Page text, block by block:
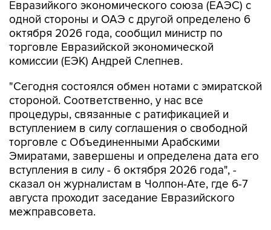
Евразийкого экономического союза (ЕАЭС) с
одной стороны и ОАЭ с другой определено 6
октября 2026 года, сообщил министр по
торговле Евразийской экономической
комиссии (ЕЭК) Андрей Слепнев.
"Сегодня состоялся обмен нотами с эмиратской
стороной. Соответственно, у нас все
процедуры, связанные с ратификацией и
вступлением в силу соглашения о свободной
торговле с Объединенными Арабскими
Эмиратами, завершены и определена дата его
вступления в силу - 6 октября 2026 года", -
сказал он журналистам в Чолпон-Ате, где 6-7
августа проходит заседание Евразийского
межправсовета.